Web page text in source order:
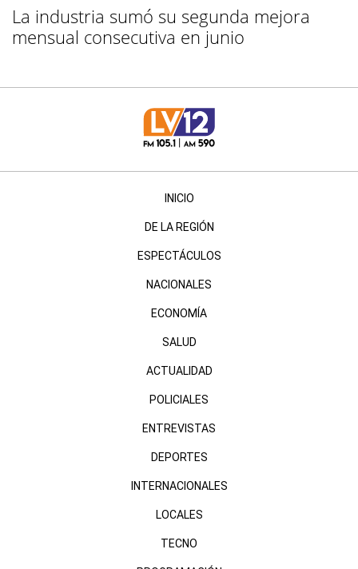
La industria sumó su segunda mejora
mensual consecutiva en junio
INICIO
DE LA REGIÓN
ESPECTÁCULOS
NACIONALES
ECONOMÍA
SALUD
ACTUALIDAD
POLICIALES
ENTREVISTAS
DEPORTES
INTERNACIONALES
LOCALES
TECNO